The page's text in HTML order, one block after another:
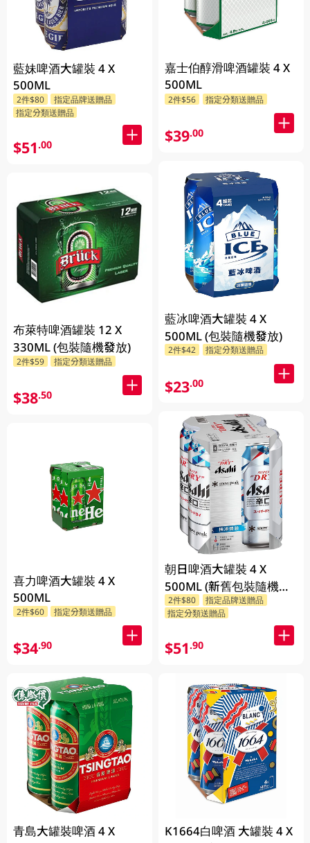
藍妹啤酒大罐裝 4 X
500ML
2件$80
指定品牌送贈品
指定分類送贈品
$51.00
布萊特啤酒罐裝 12 X
330ML (包裝隨機發放)
2件$59 指定分類送贈品
$38.50
喜力啤酒大罐裝 4 X
500ML
2件$60 指定分類送贈品
$34.90
青島大罐裝啤酒 4 X
嘉士伯醇滑啤酒罐裝 4 X
500ML
2件$56 指定分類送贈品
$39.00
藍冰啤酒大罐裝 4 X
500ML (包裝隨機發放)
2件$42 指定分類送贈品
$23.00
朝日啤酒大罐裝 4 X
500ML (新舊包裝隨機發
貨)
2件$80
指定品牌送贈品
指定分類送贈品
$51.90
K1664白啤酒 大罐裝 4 X